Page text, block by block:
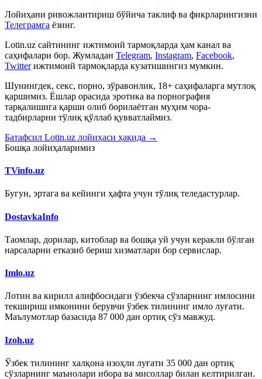
Лойиҳани ривожлантириш бўйича таклиф ва фикрларингизни
Телеграмга ёзинг.
Lotin.uz сайтининг ижтимоий тармоқларда ҳам канал ва
саҳифалари бор. Жумладан Telegram, Instagram, Facebook,
Twitter ижтимоий тармоқларда кузатишингиз мумкин.
Шунингдек, секс, порно, зўравонлик, 18+ саҳифаларга мутлоқ
қаршимиз. Ёшлар орасида эротика ва порнография
тарқалишига қарши олиб борилаётган муҳим чора-
тадбирларни тўлиқ қўллаб қувватлаймиз.
Батафсил Lotin.uz лойиҳаси ҳақида →
Бошқа лойиҳаларимиз
TVinfo.uz
Бугун, эртага ва кейинги ҳафта учун тўлиқ теледастурлар.
DostavkaInfo
Таомлар, дорилар, китоблар ва бошқа уй учун керакли бўлган
нарсаларни етказиб бериш хизматлари бор сервислар.
Imlo.uz
Лотин ва кирилл алифбосидаги ўзбекча сўзларнинг имлосини
текшириш имконини берувчи ўзбек тилининг имло луғати.
Маълумотлар базасида 87 000 дан ортиқ сўз мавжуд.
Izoh.uz
Ўзбек тилининг халқона изоҳли луғати 35 000 дан ортиқ
сўзларнинг маънолари ибора ва мисоллар билан келтирилган.